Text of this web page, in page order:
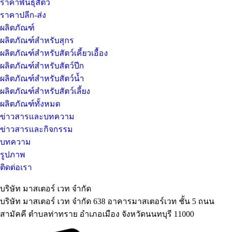
ราคาพันธุ์สัตว์
ราคาปลีก-ส่ง
ผลิตภัณฑ์
ผลิตภัณฑ์สำหรับสุกร
ผลิตภัณฑ์สำหรับสัตว์เคี้ยวเอื้อง
ผลิตภัณฑ์สำหรับสัตว์ปีก
ผลิตภัณฑ์สำหรับสัตว์น้ำ
ผลิตภัณฑ์สำหรับสัตว์เลี้ยง
ผลิตภัณฑ์ทั้งหมด
ข่าวสารและบทความ
ข่าวสารและกิจกรรม
บทความ
รูปภาพ
ติดต่อเรา
บริษัท มาสเตอร์ เวท จำกัด
บริษัท มาสเตอร์ เวท จำกัด 638 อาคารมาสเตอร์เวท ชั้น 5 ถนน
สามัคคี ตำบลท่าทราย อำเภอเมือง จังหวัดนนทบุรี 11000